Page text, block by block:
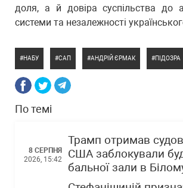
доля, а й довіра суспільства до
системи та незалежності
НАБУ САП АНДРІЙ ЄРМАК ПІДОЗРА
По темі
8 СЕРПНЯ
2026, 15:42
Трамп отримав
США заблокували
бальної зали в